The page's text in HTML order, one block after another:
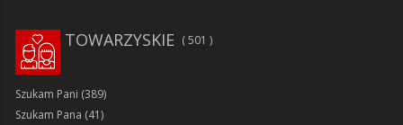
TOWARZYSKIE 501
Szukam Pani (389)
Szukam Pana (41)